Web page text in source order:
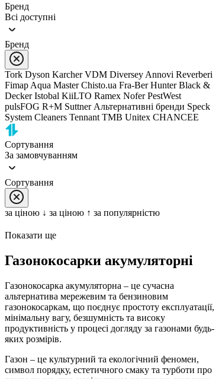
Бренд
Всі доступні
Бренд
Tork Dyson Karcher VDM Diversey Annovi Reverberi
Fimap Aqua Master Chisto.ua Fra-Ber Hunter Black &
Decker Istobal KiiLTO Ramex Nofer PestWest
pulsFOG R+M Suttner Альтернативні бренди Speck
System Cleaners Tennant TMB Unitex CHANCEE
Сортування
За замовчуванням
Сортування
за цiною ↓ за цiною ↑ за популярністю
Показати ще
Газонокосарки акумуляторні
Газонокосарка акумуляторна – це сучасна
альтернатива мережевим та бензиновим
газонокосаркам, що поєднує простоту експлуатації,
мінімальну вагу, безшумність та високу
продуктивність у процесі догляду за газонами будь-
яких розмірів.
Газон – це культурний та екологічний феномен,
символ порядку, естетичного смаку та турботи про